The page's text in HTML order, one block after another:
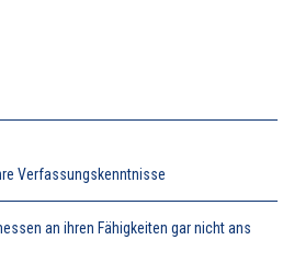
Verfassungskenntnisse
an ihren Fähigkeiten gar nicht ans